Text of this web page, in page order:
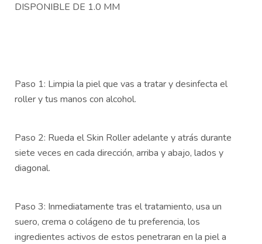
DISPONIBLE DE 1.0 MM
Paso 1: Limpia la piel que vas a tratar y desinfecta el
roller y tus manos con alcohol.
Paso 2: Rueda el Skin Roller adelante y atrás durante
siete veces en cada dirección, arriba y abajo, lados y
diagonal.
Paso 3: Inmediatamente tras el tratamiento, usa un
suero, crema o colágeno de tu preferencia, los
ingredientes activos de estos penetraran en la piel a